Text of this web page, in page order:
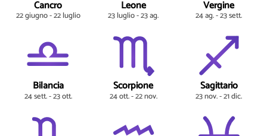
Cancro
22 giugno - 22 luglio
Leone
23 luglio - 23 ag.
Vergine
24 ag. - 23 sett.
Bilancia
24 sett. - 23 ott.
Scorpione
24 ott. - 22 nov.
Sagittario
23 nov. - 21 dic.